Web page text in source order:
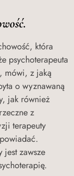
która
psychoterapeuta
mówi, z jaką
o wyznawaną
jak również
z
terapeuty
jest zawsze